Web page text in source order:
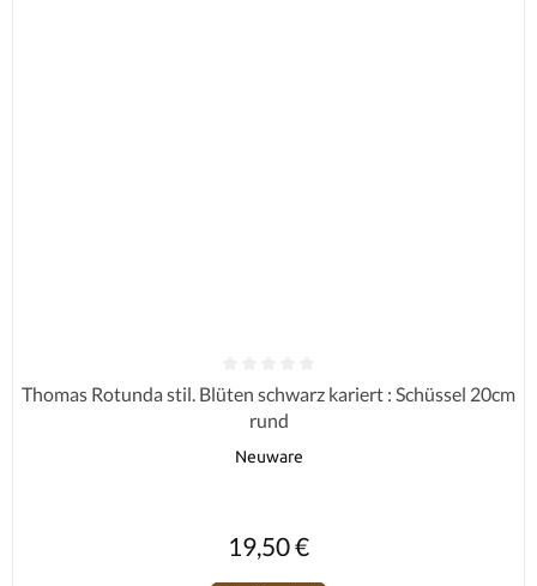
Durchschnittliche Bewertung von 0 von 5 Sternen
Thomas Rotunda stil. Blüten schwarz kariert : Schüssel 20cm
rund
Neuware
19,50 €